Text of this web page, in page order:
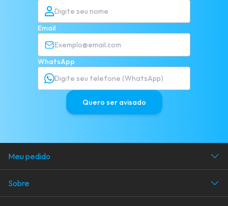
Email
WhatsApp
Quero ser avisado
Meu pedido
Acompanhe seu pedido
Área do cliente
Sobre